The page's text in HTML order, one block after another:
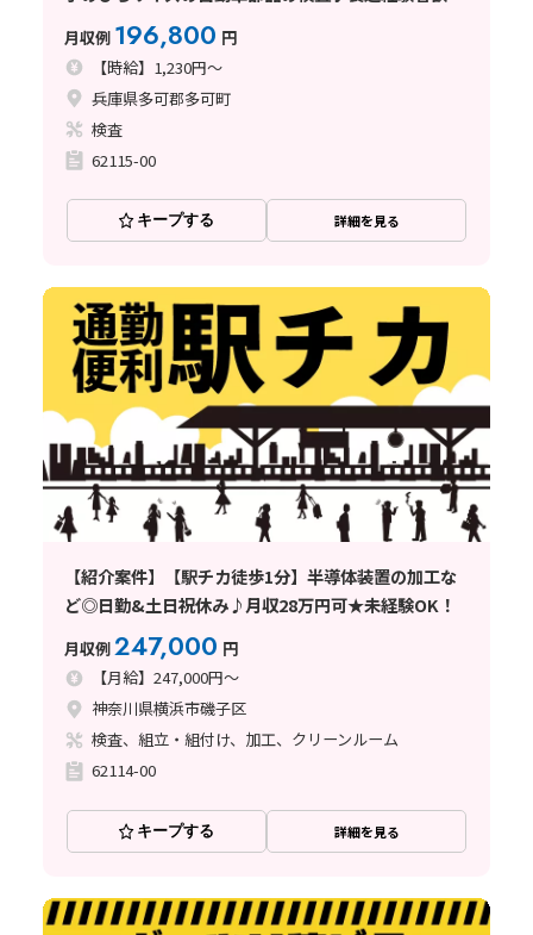
月収例 196,800 円
【時給】1,230円～
兵庫県多可郡多可町
検査
62115-00
キープする 詳細を見る
【紹介案件】【駅チカ徒歩1分】半導体装置の加工な
ど◎日勤&土日祝休み♪月収28万円可★未経験OK！
月収例247,000 円
【月給】247,000円～
神奈川県横浜市磯子区
検査、組立・組付け、加工、クリーンルーム
62114-00
キープする 詳細を見る